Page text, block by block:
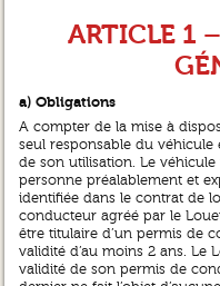
ARTICLE 1
a) Obligations
A compter de la mise à
seul responsable du
de son utilisation. Le
personne préalablement et
identifiée dans le contrat de
conducteur agréé par le
être titulaire d’un permis de
validité d’au moins 2 ans. Le
validité de son permis de